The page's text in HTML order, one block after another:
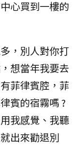
心買到一樓的
，別人對你打
想當年我要去
菲律賓腔，菲
賓的宿霧嗎 ?
我感覺、我聽
出來勸退別